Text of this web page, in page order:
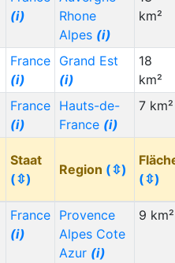
(i)
Rhone
Alpes (i)
km²
France
(i)
Grand Est
(i)
18
km²
France
(i)
Hauts-de-
France (i)
7 km²
Staat
(⇳)
Region (⇳)
(⇳)
France
(i)
Provence
Alpes Cote
Azur (i)
9 km²